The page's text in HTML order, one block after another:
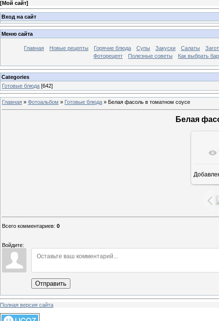
[Мой сайт]
Вход на сайт
Меню сайта
Главная Новые рецепты Горячие блюда Супы Закуски Салаты
Фоторецепт
Полезные советы Как выбрать
Categories
Готовые блюда [642]
Главная » Фотоальбом » Готовые блюда » Белая фасоль в томатном соусе
Белая
Всего комментариев: 0
Войдите:
Отправить
Полная версия сайта